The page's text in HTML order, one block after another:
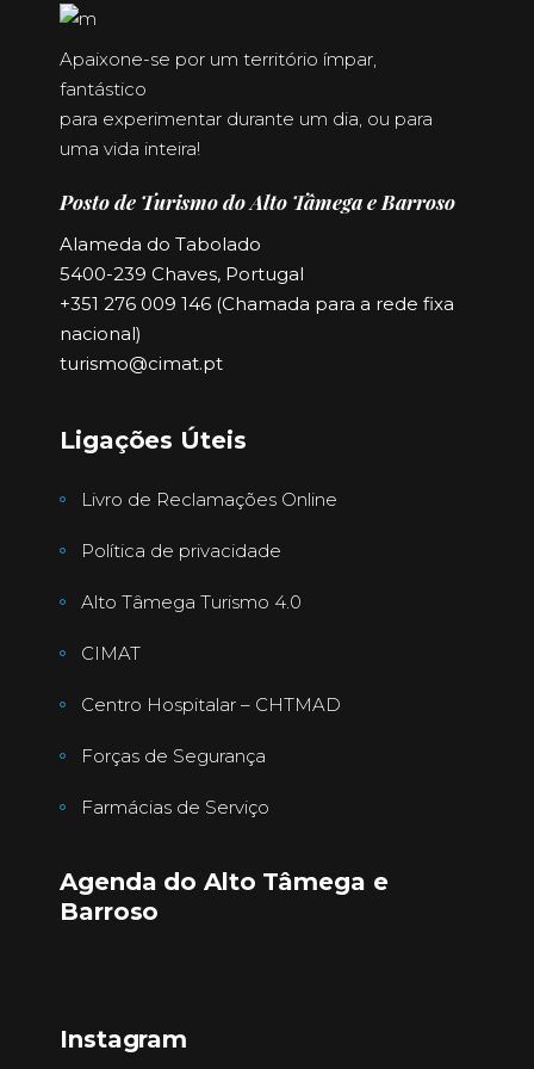
Apaixone-se por um território ímpar,
fantástico
para experimentar durante um dia, ou para
uma vida inteira!
Posto de Turismo do Alto Tâmega e Barroso
Alameda do Tabolado
5400-239 Chaves, Portugal
+351 276 009 146 (Chamada para a rede fixa
nacional)
turismo@cimat.pt
Ligações Úteis
Livro de Reclamações Online
Política de privacidade
Alto Tâmega Turismo 4.0
CIMAT
Centro Hospitalar – CHTMAD
Forças de Segurança
Farmácias de Serviço
Agenda do Alto Tâmega e
Barroso
Instagram